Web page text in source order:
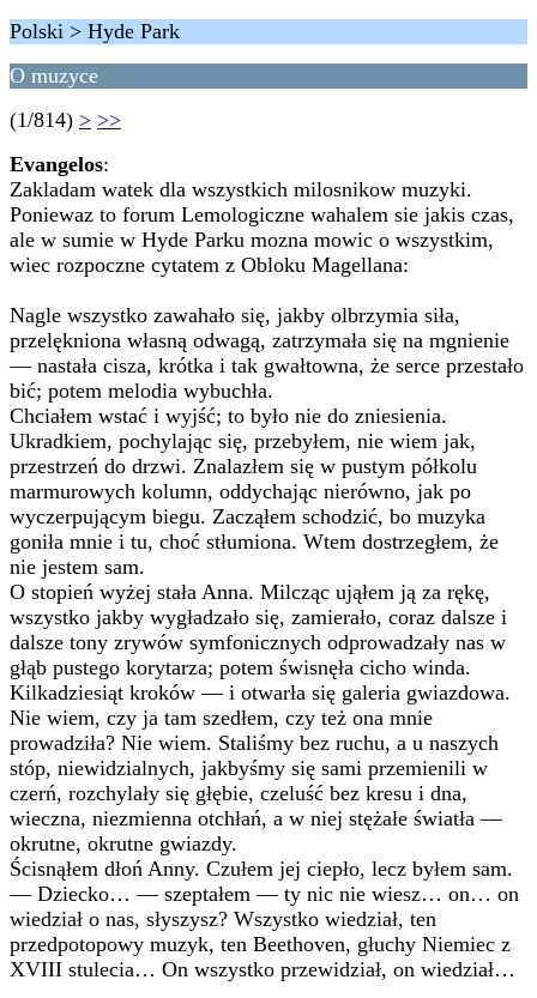
Polski > Hyde Park
O muzyce
(1/814) > >>
Evangelos:
Zakladam watek dla wszystkich milosnikow muzyki.
Poniewaz to forum Lemologiczne wahalem sie jakis czas,
ale w sumie w Hyde Parku mozna mowic o wszystkim,
wiec rozpoczne cytatem z Obloku Magellana:
Nagle wszystko zawahało się, jakby olbrzymia siła,
przelękniona własną odwagą, zatrzymała się na mgnienie
— nastała cisza, krótka i tak gwałtowna, że serce przestało
bić; potem melodia wybuchła.
Chciałem wstać i wyjść; to było nie do zniesienia.
Ukradkiem, pochylając się, przebyłem, nie wiem jak,
przestrzeń do drzwi. Znalazłem się w pustym półkolu
marmurowych kolumn, oddychając nierówno, jak po
wyczerpującym biegu. Zacząłem schodzić, bo muzyka
goniła mnie i tu, choć stłumiona. Wtem dostrzegłem, że
nie jestem sam.
O stopień wyżej stała Anna. Milcząc ująłem ją za rękę,
wszystko jakby wygładzało się, zamierało, coraz dalsze i
dalsze tony zrywów symfonicznych odprowadzały nas w
głąb pustego korytarza; potem świsnęła cicho winda.
Kilkadziesiąt kroków — i otwarła się galeria gwiazdowa.
Nie wiem, czy ja tam szedłem, czy też ona mnie
prowadziła? Nie wiem. Staliśmy bez ruchu, a u naszych
stóp, niewidzialnych, jakbyśmy się sami przemienili w
czerń, rozchylały się głębie, czeluść bez kresu i dna,
wieczna, niezmienna otchłań, a w niej stężałe światła —
okrutne, okrutne gwiazdy.
Ścisnąłem dłoń Anny. Czułem jej ciepło, lecz byłem sam.
— Dziecko… — szeptałem — ty nic nie wiesz… on… on
wiedział o nas, słyszysz? Wszystko wiedział, ten
przedpotopowy muzyk, ten Beethoven, głuchy Niemiec z
XVIII stulecia… On wszystko przewidział, on wiedział…